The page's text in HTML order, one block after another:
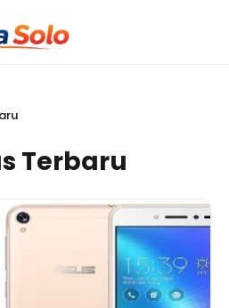
Terbaru